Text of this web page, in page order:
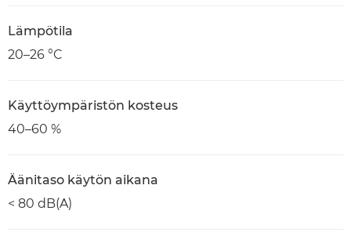
Lämpötila
20–26 °C
Käyttöympäristön kosteus
40–60 %
Äänitaso käytön aikana
< 80 dB(A)